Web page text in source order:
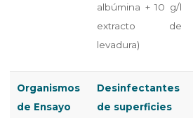
albúmina + 10 g/l
extracto de
levadura)
Organismos
de Ensayo
Desinfectantes
de superficies